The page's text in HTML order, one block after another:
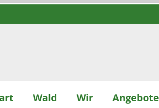
Wald Wir Angebote